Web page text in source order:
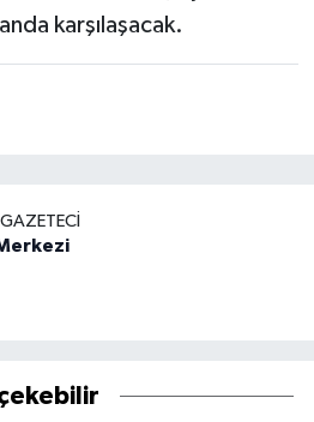
karşılaşacak.